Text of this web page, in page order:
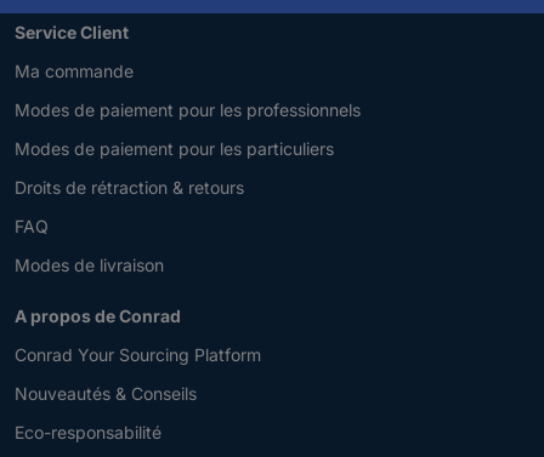
Service Client
Ma commande
Modes de paiement pour les professionnels
Modes de paiement pour les particuliers
Droits de rétraction & retours
FAQ
Modes de livraison
A propos de Conrad
Conrad Your Sourcing Platform
Nouveautés & Conseils
Eco-responsabilité